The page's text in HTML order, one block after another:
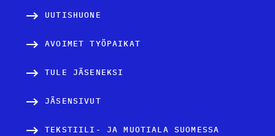
UUTISHUONE
AVOIMET TYÖPAIKAT
TULE JÄSENEKSI
JÄSENSIVUT
TEKSTIILI- JA MUOTIALA SUOMESSA